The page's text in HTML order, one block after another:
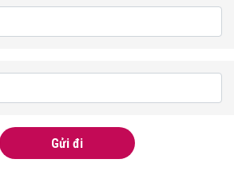
Gửi đi